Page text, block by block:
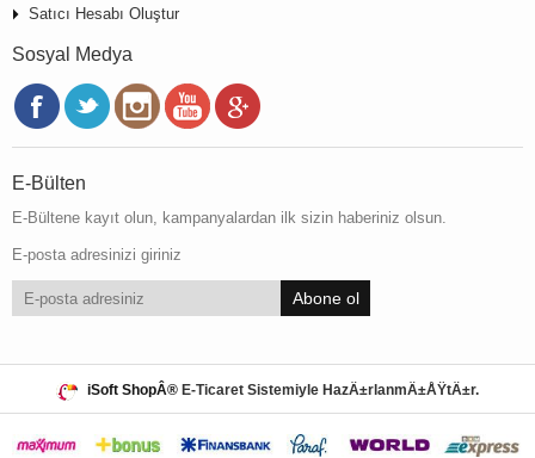
Satıcı Hesabı Oluştur
Sosyal Medya
E-Bülten
E-Bültene kayıt olun, kampanyalardan ilk sizin haberiniz olsun.
E-posta adresinizi giriniz
Abone ol
iSoft ShopÂ® E-Ticaret Sistemiyle HazÄ±rlanmÄ±ÅŸtÄ±r.